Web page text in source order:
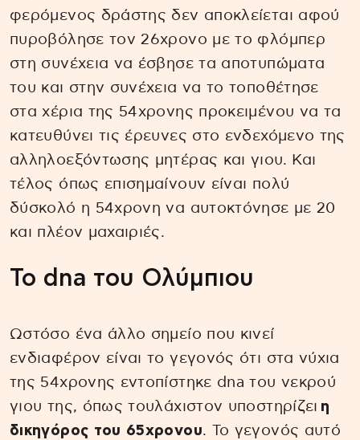
φερόμενος δράστης δεν αποκλείεται αφού
πυροβόλησε τον 26χρονο με το φλόμπερ
στη συνέχεια να έσβησε τα αποτυπώματα
του και στην συνέχεια να το τοποθέτησε
στα χέρια της 54χρονης προκειμένου να τα
κατευθύνει τις έρευνες στο ενδεχόμενο της
αλληλοεξόντωσης μητέρας και γιου. Και
τέλος όπως επισημαίνουν είναι πολύ
δύσκολό η 54χρονη να αυτοκτόνησε με 20
και πλέον μαχαιριές.
Το dna του Ολύμπιου
Ωστόσο ένα άλλο σημείο που κινεί
ενδιαφέρον είναι το γεγονός ότι στα νύχια
της 54χρονης εντοπίστηκε dna του νεκρού
γιου της, όπως τουλάχιστον υποστηρίζει η
δικηγόρος του 65χρονου. Το γεγονός αυτό